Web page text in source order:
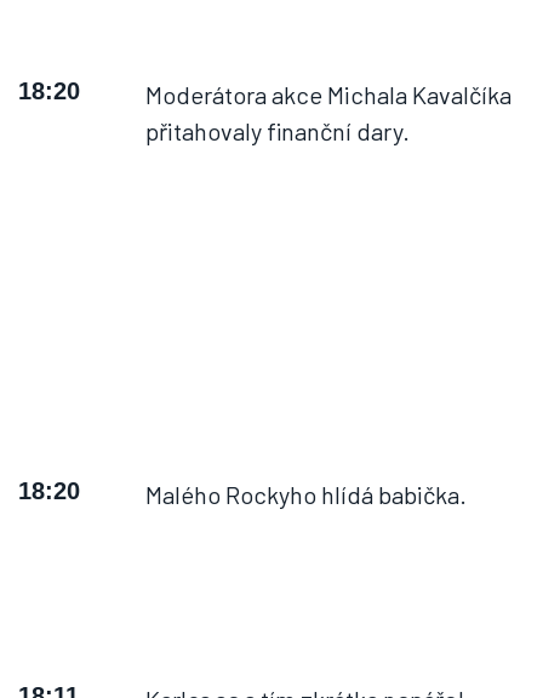
18:20
Moderátora akce Michala Kavalčíka
přitahovaly finanční dary.
18:20 Malého Rockyho hlídá babička.